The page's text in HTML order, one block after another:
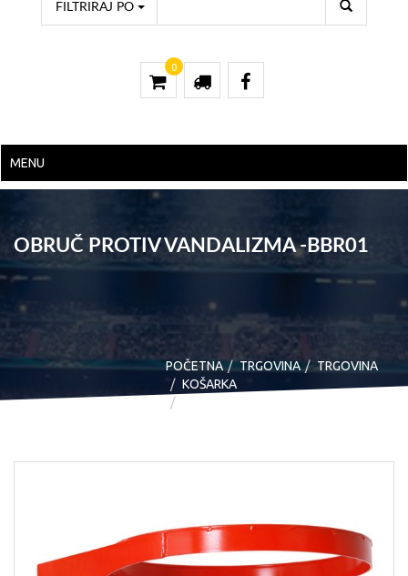
FILTRIRAJ PO
0
MENU
OBRUČ PROTIV VANDALIZMA -BBR01
POČETNA TRGOVINA
TRGOVINA
KOŠARKA